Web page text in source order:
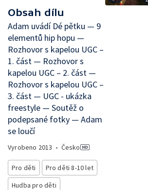
Obsah dílu
Adam uvádí Dé pětku — 9
elementů hip hopu —
Rozhovor s kapelou UGC –
1. část — Rozhovor s
kapelou UGC – 2. část —
Rozhovor s kapelou UGC –
3. část — UGC - ukázka
freestyle — Soutěž o
podepsané fotky — Adam
se loučí
Vyrobeno 2013 • Česko
Pro děti
Pro děti 8-10 let
Hudba pro děti